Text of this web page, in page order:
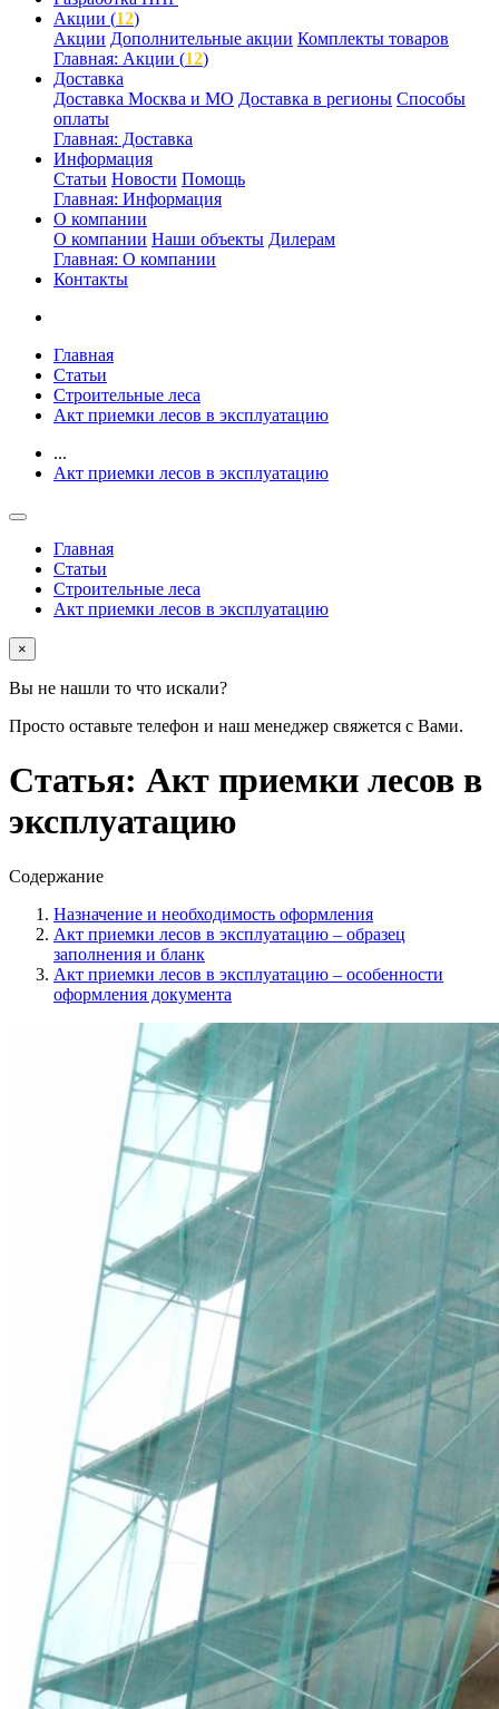
Акции (12)
Акции Дополнительные акции Комплекты товаров
Главная: Акции (12)
Доставка
Доставка Москва и МО Доставка в регионы Способы
оплаты
Главная: Доставка
Информация
Статьи Новости Помощь
Главная: Информация
О компании
О компании Наши объекты Дилерам
Главная: О компании
Контакты
Главная
Статьи
Строительные леса
Акт приемки лесов в эксплуатацию
...
Акт приемки лесов в эксплуатацию
Главная
Статьи
Строительные леса
Акт приемки лесов в эксплуатацию
×
Вы не нашли то что искали?
Просто оставьте телефон и наш менеджер свяжется с Вами.
Статья: Акт приемки лесов в
эксплуатацию
Содержание
Назначение и необходимость оформления
Акт приемки лесов в эксплуатацию – образец
заполнения и бланк
Акт приемки лесов в эксплуатацию – особенности
оформления документа